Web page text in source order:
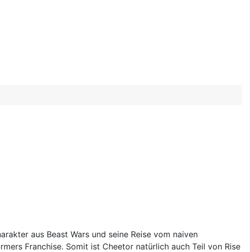
aus Beast Wars und seine Reise vom naiven
Franchise. Somit ist Cheetor natürlich auch Teil von Rise